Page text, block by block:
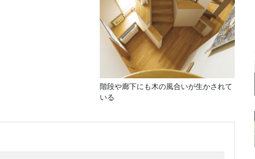
階段や廊下にも木の風合いが生かされて
いる